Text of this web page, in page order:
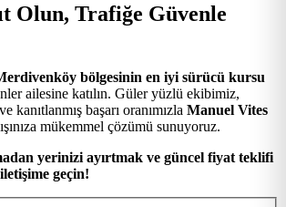
Olun, Trafiğe Güvenle
bölgesinin en iyi sürücü kursu
ailesine katılın. Güler yüzlü ekibimiz,
kanıtlanmış başarı oranımızla Manuel Vites
mükemmel çözümü sunuyoruz.
yerinizi ayırtmak ve güncel fiyat teklifi
geçin!